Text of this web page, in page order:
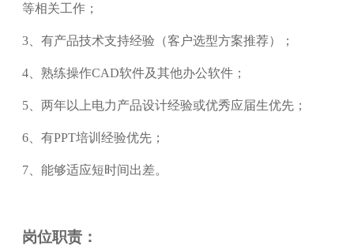
等相关工作；
3、有产品技术支持经验（客户选型方案推荐）；
4、熟练操作CAD软件及其他办公软件；
5、两年以上电力产品设计经验或优秀应届生优先；
6、有PPT培训经验优先；
7、能够适应短时间出差。
岗位职责：